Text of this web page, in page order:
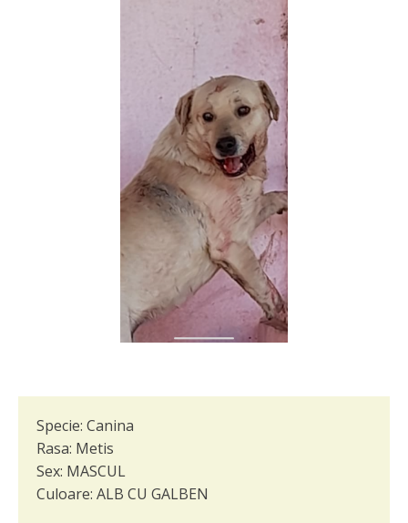
Specie: Canina
Rasa: Metis
Sex: MASCUL
Culoare: ALB CU GALBEN